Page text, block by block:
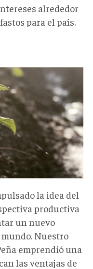
alrededor
para el país.
la idea del
productiva
un nuevo
Nuestro
emprendió una
las ventajas de